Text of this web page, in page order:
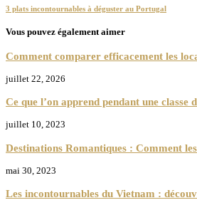
3 plats incontournables à déguster au Portugal
Vous pouvez également aimer
Comment comparer efficacement les
juillet 22, 2026
Ce que l’on apprend pendant une classe
juillet 10, 2023
Destinations Romantiques : Comment
mai 30, 2023
Les incontournables du Vietnam :